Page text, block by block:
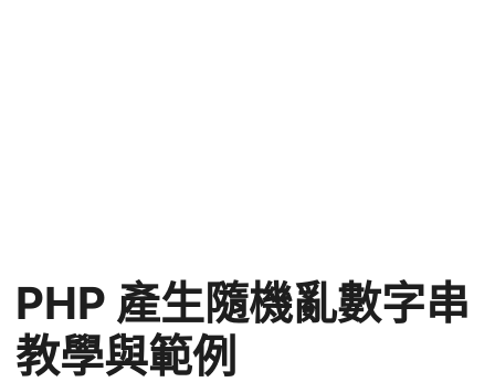
PHP 產生隨機亂數字串
教學與範例